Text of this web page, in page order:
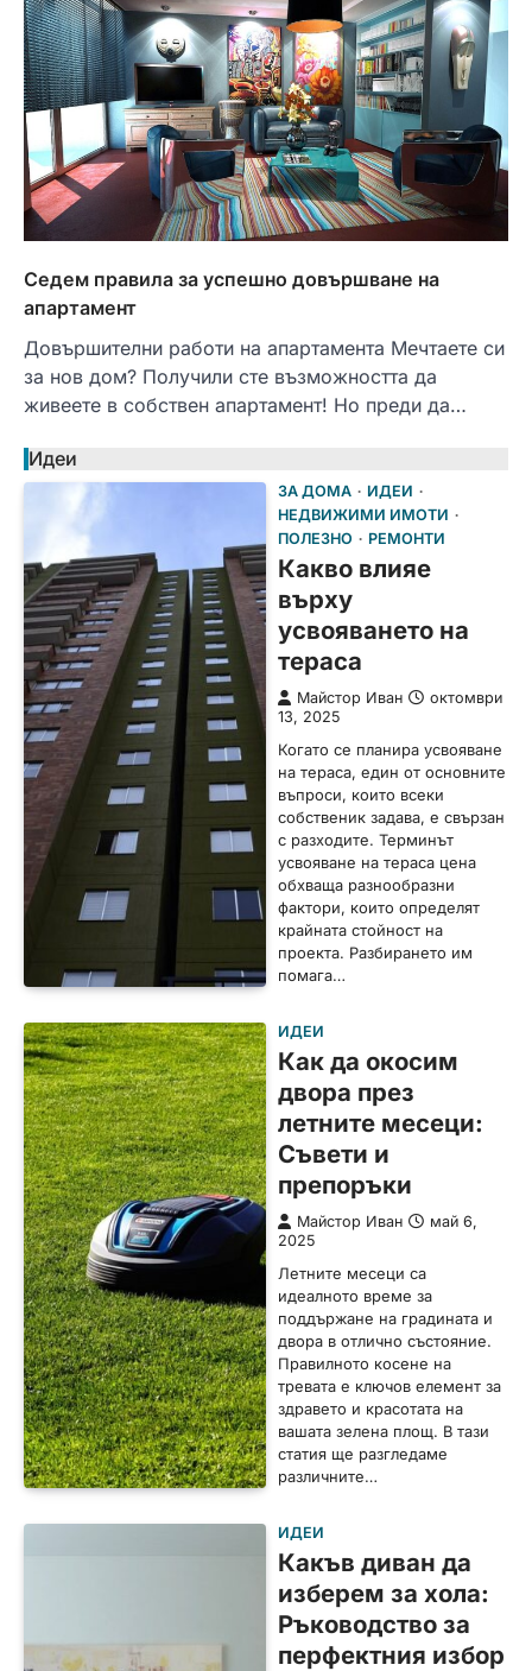
Седем правила за успешно довършване на
апартамент
Довършителни работи на апартамента Мечтаете си
за нов дом? Получили сте възможността да
живеете в собствен апартамент! Но преди да…
Идеи
ЗА ДОМА
ИДЕИ
НЕДВИЖИМИ ИМОТИ
ПОЛЕЗНО
РЕМОНТИ
Какво влияе
върху
усвояването на
тераса
Майстор Иван
октомври
13, 2025
Когато се планира усвояване
на тераса, един от основните
въпроси, които всеки
собственик задава, е свързан
с разходите. Терминът
усвояване на тераса цена
обхваща разнообразни
фактори, които определят
крайната стойност на
проекта. Разбирането им
помага…
ИДЕИ
Как да окосим
двора през
летните месеци:
Съвети и
препоръки
Майстор Иван
май 6,
2025
Летните месеци са
идеалното време за
поддържане на градината и
двора в отлично състояние.
Правилното косене на
тревата е ключов елемент за
здравето и красотата на
вашата зелена площ. В тази
статия ще разгледаме
различните…
ИДЕИ
Какъв диван да
изберем за хола:
Ръководство за
перфектния избор